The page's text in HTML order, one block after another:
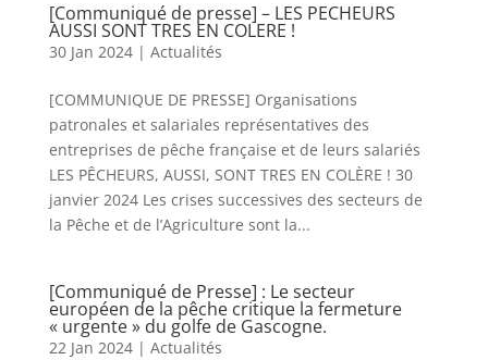
[Communiqué de presse] – LES PECHEURS
AUSSI SONT TRES EN COLERE !
30 Jan 2024| Actualités
[COMMUNIQUE DE PRESSE] Organisations
patronales et salariales représentatives des
entreprises de pêche française et de leurs salariés
LES PÊCHEURS, AUSSI, SONT TRES EN COLÈRE ! 30
janvier 2024 Les crises successives des secteurs de
la Pêche et de l’Agriculture sont la...
[Communiqué de Presse] : Le secteur
européen de la pêche critique la fermeture
« urgente » du golfe de Gascogne.
22 Jan 2024| Actualités